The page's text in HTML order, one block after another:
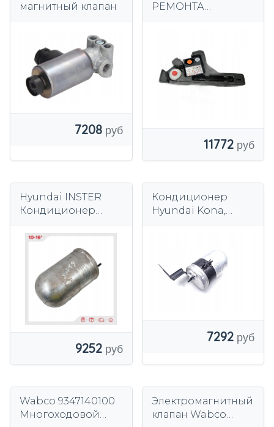
магнитный клапан
7208
РЕМОНТА
11772
Hyundai INSTER
Кондиционер
A/C EV
Электродвигатель
9252
Кондиционер
Hyundai Kona,
7292
Wabco 9347140100
Многоходовой
Электромагнитный
клапан Wabco